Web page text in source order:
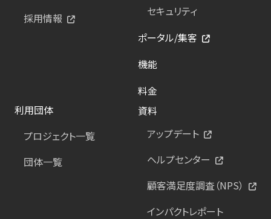
採用情報
セキュリティ
ポータル/集客
機能
料金
利用団体
プロジェクト一覧
団体一覧
資料
アップデート
ヘルプセンター
顧客満足度調査（NPS）
インパクトレポート